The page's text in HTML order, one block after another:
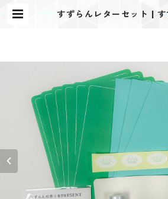
すずらんレターセット |